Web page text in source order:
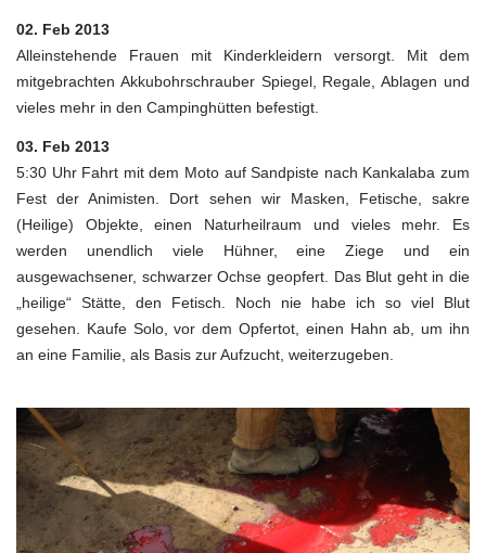
02. Feb 2013
Alleinstehende Frauen mit Kinderkleidern versorgt. Mit dem
mitgebrachten Akkubohrschrauber Spiegel, Regale, Ablagen und
vieles mehr in den Campinghütten befestigt.
03. Feb 2013
5:30 Uhr Fahrt mit dem Moto auf Sandpiste nach Kankalaba zum
Fest der Animisten. Dort sehen wir Masken, Fetische, sakre
(Heilige) Objekte, einen Naturheilraum und vieles mehr. Es
werden unendlich viele Hühner, eine Ziege und ein
ausgewachsener, schwarzer Ochse geopfert. Das Blut geht in die
„heilige“ Stätte, den Fetisch. Noch nie habe ich so viel Blut
gesehen. Kaufe Solo, vor dem Opfertot, einen Hahn ab, um ihn
an eine Familie, als Basis zur Aufzucht, weiterzugeben.